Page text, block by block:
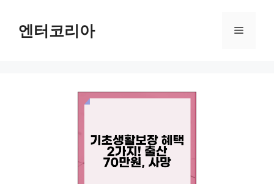
엔터코리아 메